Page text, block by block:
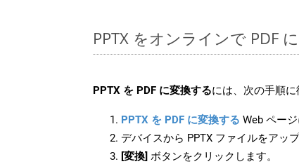
PPTX をオンラインで PDF
PPTX を PDF に変換するには、次の手順
PPTX を PDF に変換する Web ペー
デバイスから PPTX ファイルをアッ
[変換] ボタンをクリックします。